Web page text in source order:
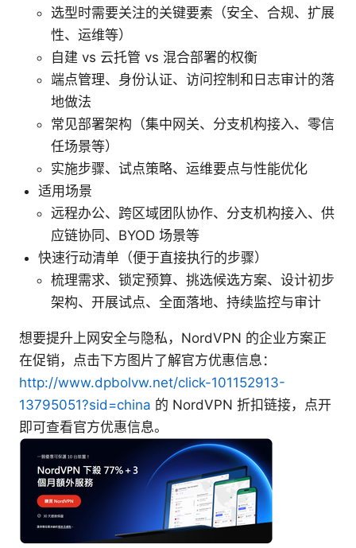
选型时需要关注的关键要素（安全、合规、扩展
性、运维等）
自建 vs 云托管 vs 混合部署的权衡
端点管理、身份认证、访问控制和日志审计的落
地做法
常见部署架构（集中网关、分支机构接入、零信
任场景等）
实施步骤、试点策略、运维要点与性能优化
适用场景
远程办公、跨区域团队协作、分支机构接入、供
应链协同、BYOD 场景等
快速行动清单（便于直接执行的步骤）
梳理需求、锁定预算、挑选候选方案、设计初步
架构、开展试点、全面落地、持续监控与审计
想要提升上网安全与隐私，NordVPN 的企业方案正
在促销，点击下方图片了解官方优惠信息：
http://www.dpbolvw.net/click-101152913-
13795051?sid=china 的 NordVPN 折扣链接，点开
即可查看官方优惠信息。